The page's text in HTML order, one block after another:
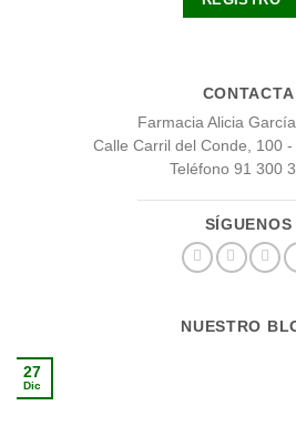
CONTACTA
Farmacia Alicia
Calle Carril del Conde, 100
Teléfono 91 300
SÍGUENOS
NUESTRO
27
Dic